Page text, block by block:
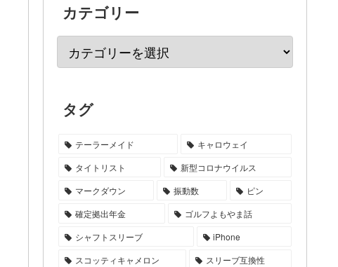
カテゴリー
タグ
テーラーメイド
キャロウェイ
タイトリスト
新型コロナウイルス
マークダウン
振動数
ピン
確定拠出年金
ゴルフよもやま話
シャフトスリーブ
iPhone
スコッティキャメロン
スリーブ互換性